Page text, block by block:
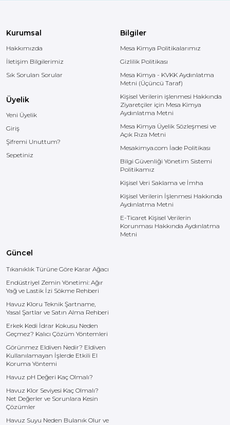
Kurumsal
Hakkımızda
İletişim Bilgilerimiz
Sık Sorulan Sorular
Üyelik
Yeni Üyelik
Giriş
Şifremi Unuttum?
Sepetiniz
Bilgiler
Mesa Kimya Politikalarımız
Gizlilik Politikası
Mesa Kimya - KVKK Aydınlatma
Metni (Üçüncü Taraf)
Kişisel Verilerin işlenmesi Hakkında
Ziyaretçiler için Mesa Kimya
Aydınlatma Metni
Mesa Kimya Üyelik Sözleşmesi ve
Açık Rıza Metni
Mesakimya.com İade Politikası
Bilgi Güvenliği Yönetim Sistemi
Politikamız
Kişisel Veri Saklama ve İmha
Kişisel Verilerin İşlenmesi Hakkında
Aydınlatma Metni
E-Ticaret Kişisel Verilerin
Korunması Hakkında Aydınlatma
Metni
Güncel
Tıkanıklık Türüne Göre Karar Ağacı
Endüstriyel Zemin Yönetimi: Ağır
Yağ ve Lastik İzi Sökme Rehberi
Havuz Kloru Teknik Şartname,
Yasal Şartlar ve Satın Alma Rehberi
Erkek Kedi İdrar Kokusu Neden
Geçmez? Kalıcı Çözüm Yöntemleri
Görünmez Eldiven Nedir? Eldiven
Kullanılamayan İşlerde Etkili El
Koruma Yöntemi
Havuz pH Değeri Kaç Olmalı?
Havuz Klor Seviyesi Kaç Olmalı?
Net Değerler ve Sorunlara Kesin
Çözümler
Havuz Suyu Neden Bulanık Olur ve